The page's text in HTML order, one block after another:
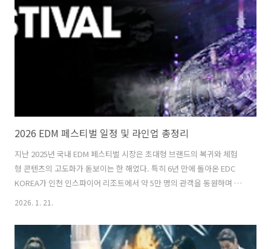
백 활동을 정리해 보았다. 1. 방탄소년단 (BTS) - "왕의 귀환" 군백기를
완전히 마친 후 약 4년만에 선보이는 완전체 행보이다. 21세기..
2026 EDM 페스티벌 일정 및 라인업 총정리
지난 2025년 국내 EDM 페스티벌 시장은 초대형 브랜드의 복귀와 체험
형 콘텐츠의 고도화가 돋보이는 한 해였다. 특히 6년 만에 돌아온 EDC
KOREA가 인천 인스파이어 리조트에서 약 5만 명의 관객을 동원하며 영
종도를 새로운 EDM 성지로 안착시켰다. 전통의 강자인 월드 DJ 페스티
연을 넘어 디지털 아트와 결합한 예술적 몰입감을 선사했다는 평을 받았
다. 2025년 K-pop 스타들과 세계적 DJ들의 협업이 어느 때보다 활발했
2026. 1. 21.